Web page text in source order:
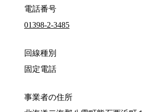
電話番号
01398-2-3485
回線種別
固定電話
事業者の住所